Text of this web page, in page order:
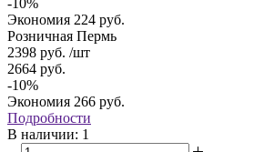
Экономия 224 руб.
Розничная Пермь
2398 руб. /шт
2664 руб.
-10%
Экономия 266 руб.
Подробности
В наличии: 1